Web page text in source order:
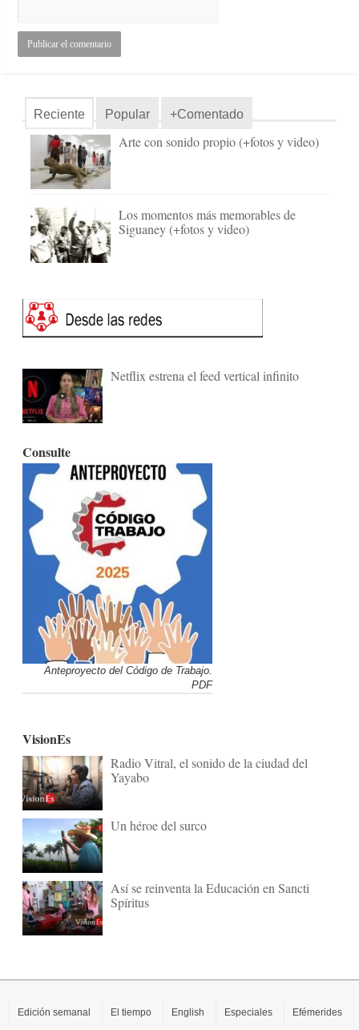
Reciente Popular +Comentado
Arte con sonido propio (+fotos y video)
Los momentos más memorables de
Siguaney (+fotos y video)
Netflix estrena el feed vertical infinito
Consulte
Anteproyecto del Código de Trabajo.
PDF
VisionEs
Radio Vitral, el sonido de la ciudad del
Yayabo
Un héroe del surco
Así se reinventa la Educación en Sancti
Spíritus
Edición semanal El tiempo English Especiales Efémerides